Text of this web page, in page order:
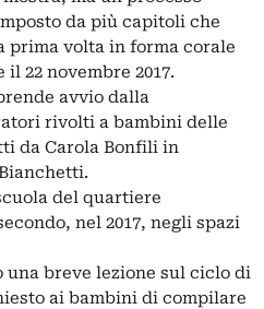
da più capitoli che
prima volta in forma corale
il 22 novembre 2017.
avvio dalla
rivolti a bambini delle
da Carola Bonfili in
del quartiere
nel 2017, negli spazi
breve lezione sul ciclo di
ai bambini di compilare